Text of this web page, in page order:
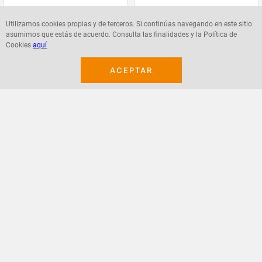
Utilizamos cookies propias y de terceros. Si continúas navegando en este sitio
asumimos que estás de acuerdo. Consulta las finalidades y la Política de
Cookies aquí
ACEPTAR